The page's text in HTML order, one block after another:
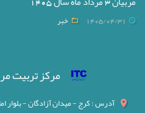
1405/04/31 خبر
مرکز تربیت
آدرس : کرج - میدان آزادگان - بلوار